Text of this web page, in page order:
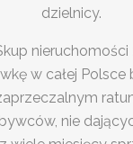
dzielnicy.
nieruchomości
w całej Polsce
nie